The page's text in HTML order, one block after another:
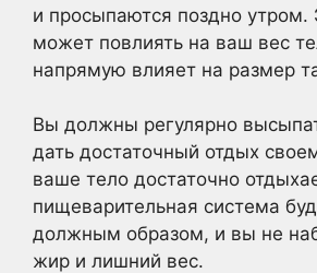
и просыпаются поздно утром.
может повлиять на ваш вес
напрямую влияет на размер
Вы должны регулярно
дать достаточный отдых
ваше тело достаточно
пищеварительная система
должным образом, и вы не
жир и лишний вес.